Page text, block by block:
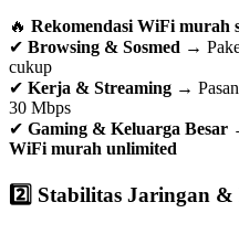
🔥 Rekomendasi WiFi murah
✔ Browsing & Sosmed →
cukup
✔ Kerja & Streaming →
30 Mbps
✔ Gaming & Keluarga Besar
WiFi murah unlimited
2️⃣ Stabilitas Jaringan